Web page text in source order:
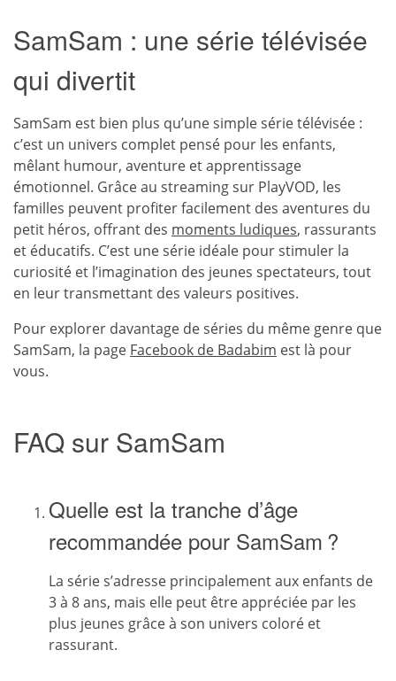
SamSam : une série télévisée
qui divertit
SamSam est bien plus qu’une simple série télévisée :
c’est un univers complet pensé pour les enfants,
mêlant humour, aventure et apprentissage
émotionnel. Grâce au streaming sur PlayVOD, les
familles peuvent profiter facilement des aventures du
petit héros, offrant des moments ludiques, rassurants
et éducatifs. C’est une série idéale pour stimuler la
curiosité et l’imagination des jeunes spectateurs, tout
en leur transmettant des valeurs positives.
Pour explorer davantage de séries du même genre que
SamSam, la page Facebook de Badabim est là pour
vous.
FAQ sur SamSam
Quelle est la tranche d’âge
recommandée pour SamSam ?
La série s’adresse principalement aux enfants de
3 à 8 ans, mais elle peut être appréciée par les
plus jeunes grâce à son univers coloré et
rassurant.